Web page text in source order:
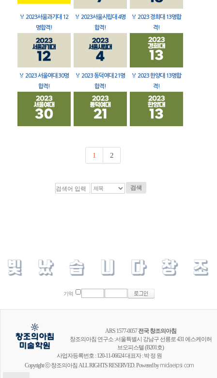
🏅 2023서울과기대 12
명합격!
🏅 2023서울시립대 4명
합격!
🏅 2023 경희대 13명합
격!
🏅 2023 서울여대 30명
합격!
🏅 2023 동덕여대 21명
합격!
🏅 2023 한양대 13명합
격!
1 2
검색
기억
ARS 1577-0057전국 창조의아침
창조의아침 연구소 :서울특별시 강남구 선릉로 431 에스케이허
브오피스텔 (B201호)
사업자등록번호 : 120-11-06624 대표자 : 박 정 원
Copyright ⓒ 창조의아침 ALL RIGHTS RESERVED. Powered bymidaeipsi.com